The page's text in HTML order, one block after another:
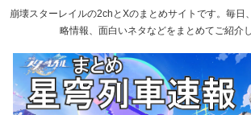
崩壊スターレイルの2chとXのまとめサイトです。毎日
略情報、面白いネタなどをまとめてご紹介